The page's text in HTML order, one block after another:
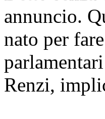
annuncio.
nato per
Renzi,